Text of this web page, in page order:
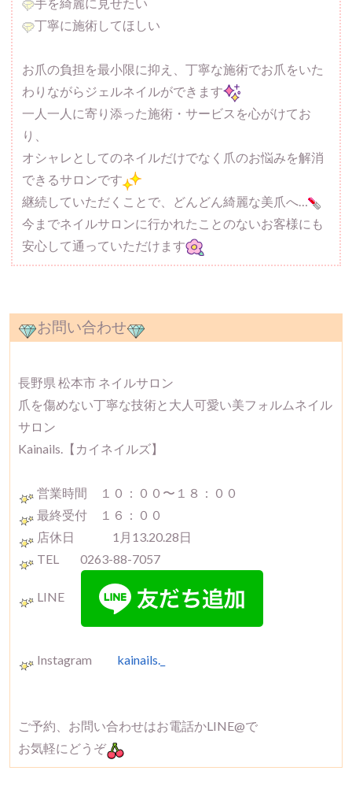
手を綺麗に見せたい
丁寧に施術してほしい
お爪の負担を最小限に抑え、丁寧な施術でお爪をいた
わりながらジェルネイルができます
一人一人に寄り添った施術・サービスを心がけてお
り、
オシャレとしてのネイルだけでなく爪のお悩みを解消
できるサロンです
継続していただくことで、どんどん綺麗な美爪へ…
今までネイルサロンに行かれたことのないお客様にも
安心して通っていただけます
お問い合わせ
長野県 松本市 ネイルサロン
爪を傷めない丁寧な技術と大人可愛い美フォルムネイル
サロン
Kainails.【カイネイルズ】
営業時間 １０：００〜１８：００
最終受付 １６：００
店休日 1月13.20.28日
TEL 0263-88-7057
LINE
Instagram kainails._
ご予約、お問い合わせはお電話かLINE@で
お気軽にどうぞ